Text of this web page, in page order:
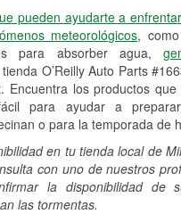
pueden ayudarte a
meteorológicos, como
para absorber agua,
O’Reilly Auto Parts
Encuentra los productos
para ayudar a
o para la temporada de
en tu tienda local de
con uno de nuestros
la disponibilidad de
las tormentas.